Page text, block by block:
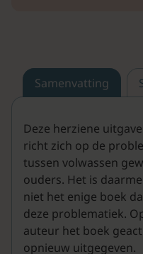
Samenvatting
Deze herziene
richt zich op de
tussen volwassen
ouders. Het is
niet het enige boek
deze problematiek.
auteur het boek
opnieuw uitgegeven.